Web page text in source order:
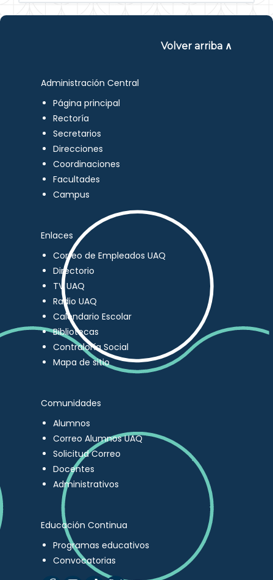
Volver arriba ∧
Administración Central
Página principal
Rectoría
Secretarios
Direcciones
Coordinaciones
Facultades
Campus
Enlaces
Correo de Empleados UAQ
Directorio
TV UAQ
Radio UAQ
Calendario Escolar
Bibliotecas
Contraloría Social
Mapa de sitio
Comunidades
Alumnos
Correo Alumnos UAQ
Solicitud Correo
Docentes
Administrativos
Educación Continua
Programas educativos
Convocatorias